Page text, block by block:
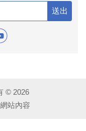
送出
© 2026
站內容